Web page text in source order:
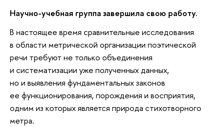
Научно-учебная группа завершила свою работу.
В настоящее время сравнительные исследования
в области метрической организации поэтической
речи требуют не только объединения
и систематизации уже полученных данных,
но и выявления фундаментальных законов
ее функционирования, порождения и восприятия,
одним из которых является природа стихотворного
метра.